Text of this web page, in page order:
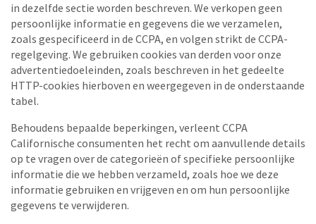
in dezelfde sectie worden beschreven. We verkopen geen
persoonlijke informatie en gegevens die we verzamelen,
zoals gespecificeerd in de CCPA, en volgen strikt de CCPA-
regelgeving. We gebruiken cookies van derden voor onze
advertentiedoeleinden, zoals beschreven in het gedeelte
HTTP-cookies hierboven en weergegeven in de onderstaande
tabel.
Behoudens bepaalde beperkingen, verleent CCPA
Californische consumenten het recht om aanvullende details
op te vragen over de categorieën of specifieke persoonlijke
informatie die we hebben verzameld, zoals hoe we deze
informatie gebruiken en vrijgeven en om hun persoonlijke
gegevens te verwijderen.